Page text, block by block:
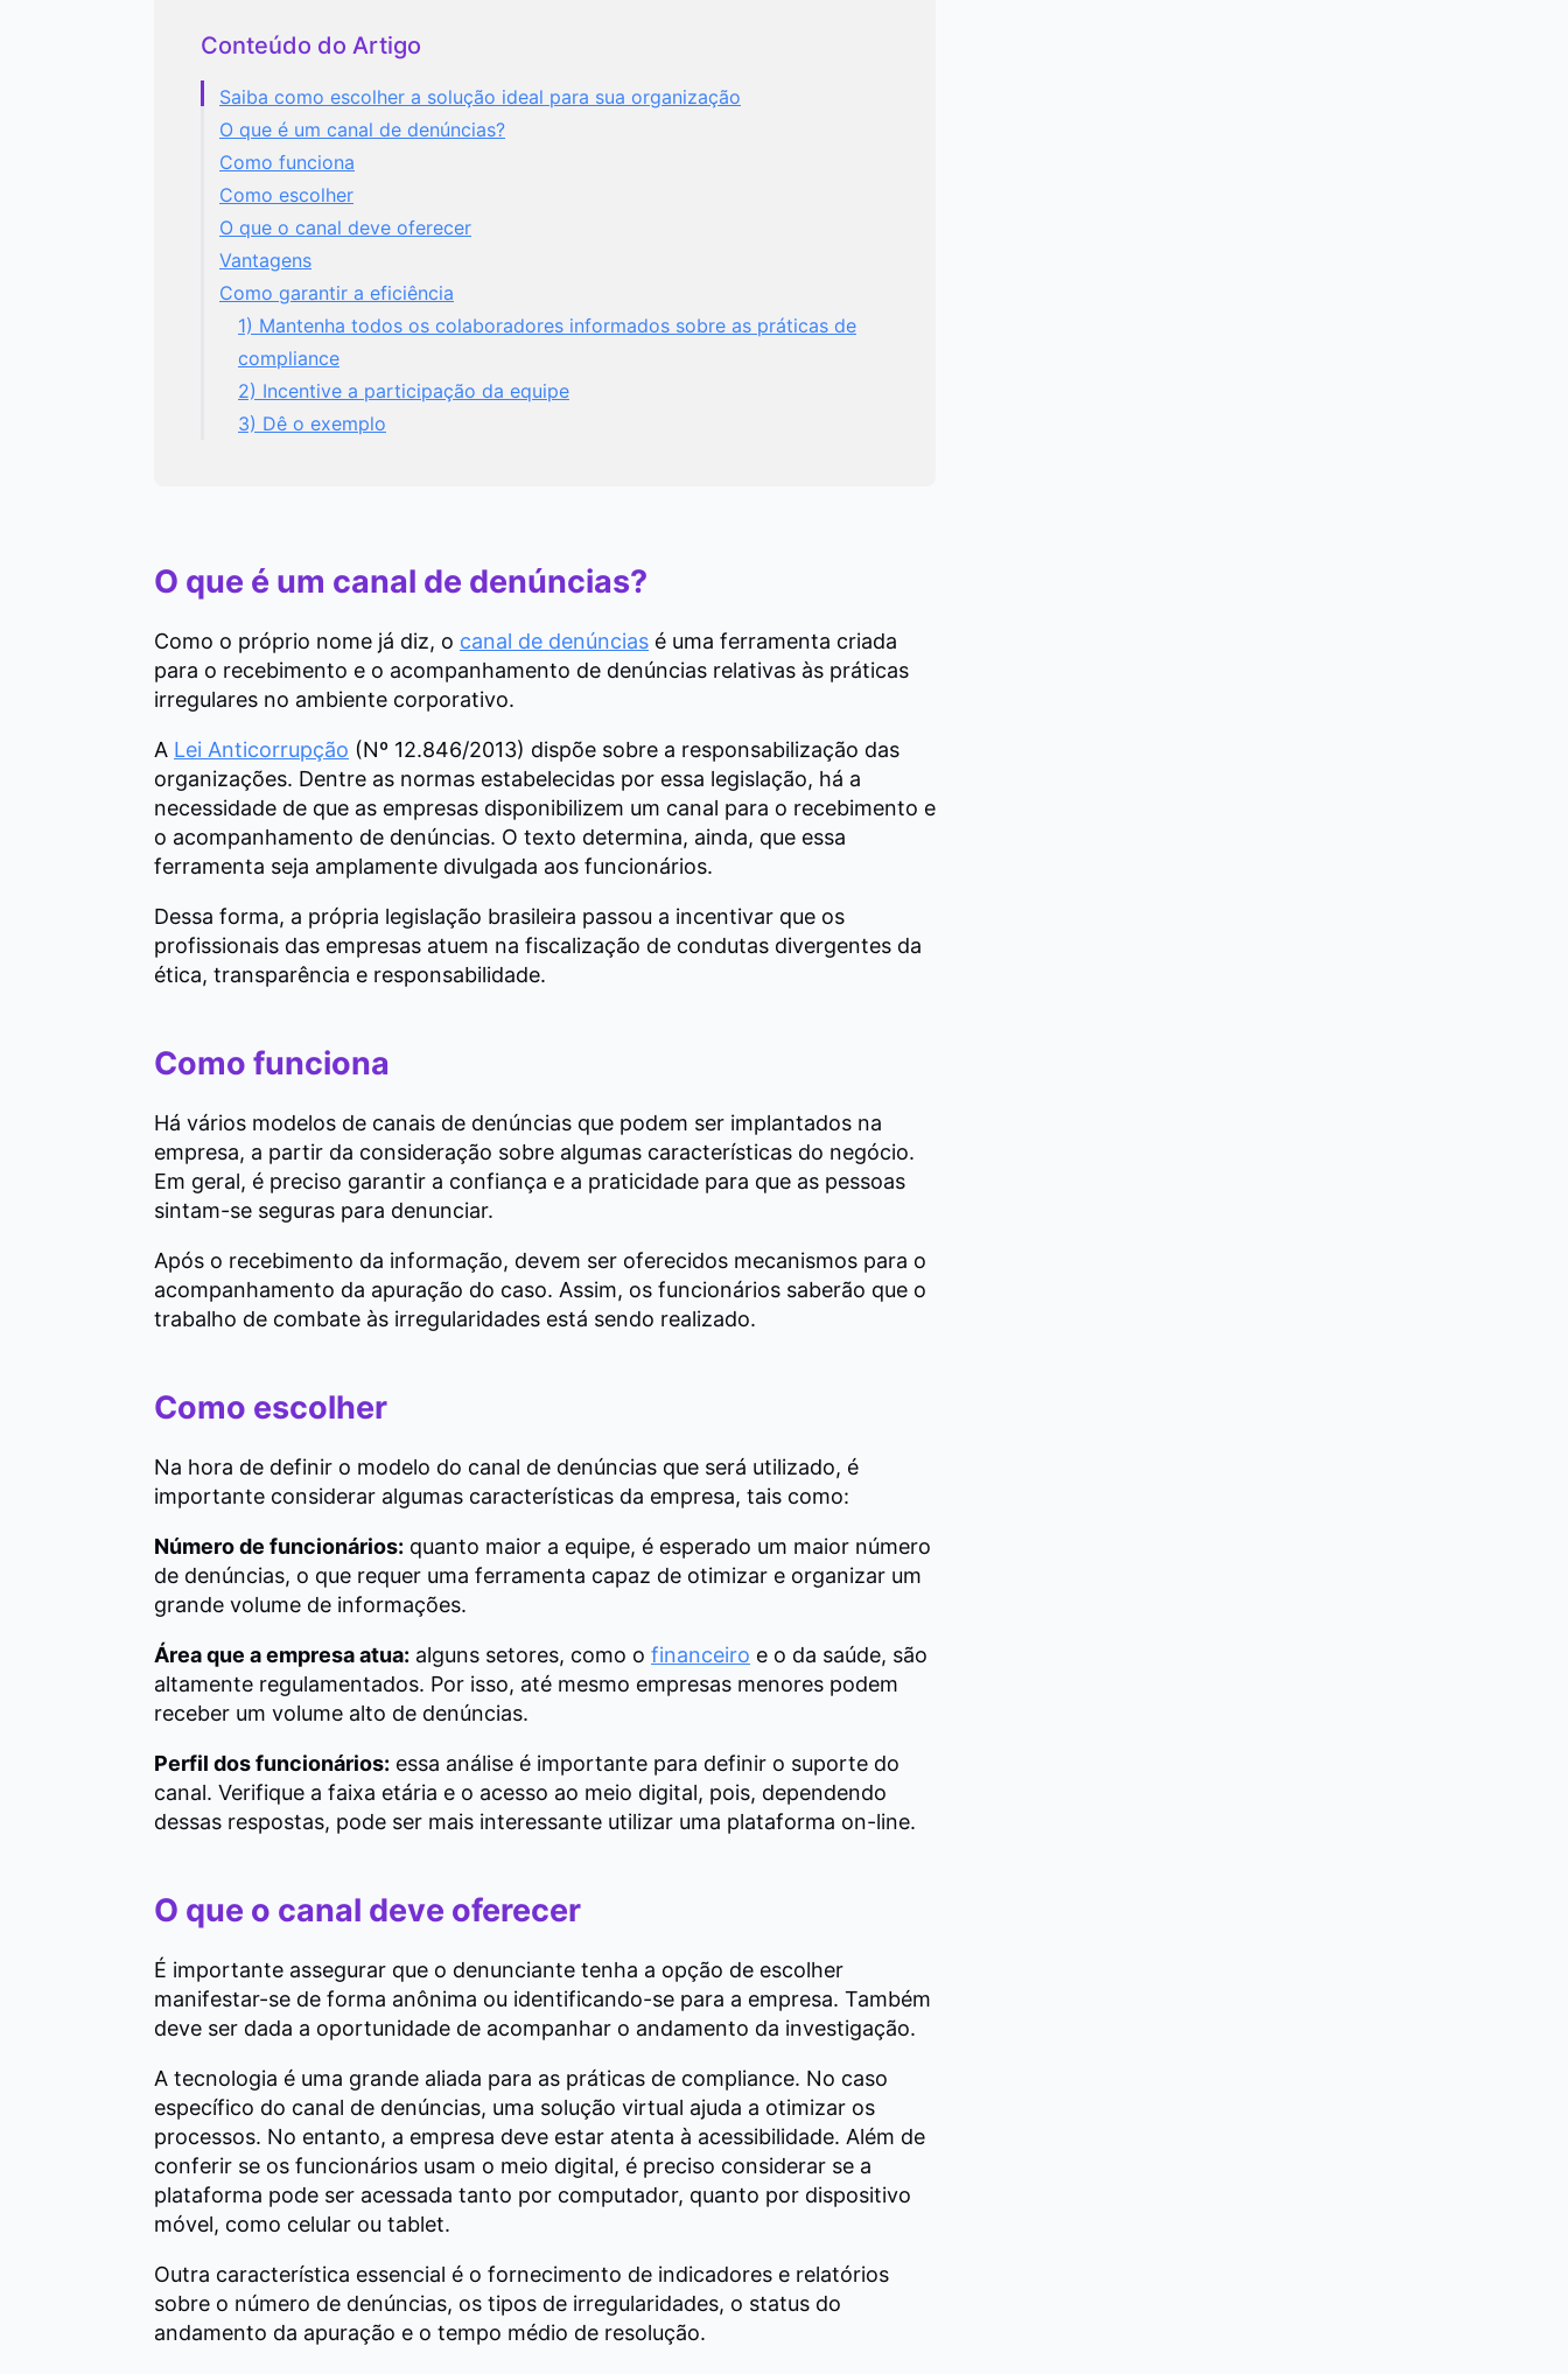
Conteúdo do Artigo
Saiba como escolher a solução ideal para sua organização
O que é um canal de denúncias?
Como funciona
Como escolher
O que o canal deve oferecer
Vantagens
Como garantir a eficiência
1) Mantenha todos os colaboradores informados sobre as práticas de
compliance
2) Incentive a participação da equipe
3) Dê o exemplo
O que é um canal de denúncias?
Como o próprio nome já diz, o canal de denúncias é uma ferramenta criada
para o recebimento e o acompanhamento de denúncias relativas às práticas
irregulares no ambiente corporativo.
A Lei Anticorrupção (Nº 12.846/2013) dispõe sobre a responsabilização das
organizações. Dentre as normas estabelecidas por essa legislação, há a
necessidade de que as empresas disponibilizem um canal para o recebimento e
o acompanhamento de denúncias. O texto determina, ainda, que essa
ferramenta seja amplamente divulgada aos funcionários.
Dessa forma, a própria legislação brasileira passou a incentivar que os
profissionais das empresas atuem na fiscalização de condutas divergentes da
ética, transparência e responsabilidade.
Como funciona
Há vários modelos de canais de denúncias que podem ser implantados na
empresa, a partir da consideração sobre algumas características do negócio.
Em geral, é preciso garantir a confiança e a praticidade para que as pessoas
sintam-se seguras para denunciar.
Após o recebimento da informação, devem ser oferecidos mecanismos para o
acompanhamento da apuração do caso. Assim, os funcionários saberão que o
trabalho de combate às irregularidades está sendo realizado.
Como escolher
Na hora de definir o modelo do canal de denúncias que será utilizado, é
importante considerar algumas características da empresa, tais como:
Número de funcionários: quanto maior a equipe, é esperado um maior número
de denúncias, o que requer uma ferramenta capaz de otimizar e organizar um
grande volume de informações.
Área que a empresa atua: alguns setores, como o financeiro e o da saúde, são
altamente regulamentados. Por isso, até mesmo empresas menores podem
receber um volume alto de denúncias.
Perfil dos funcionários: essa análise é importante para definir o suporte do
canal. Verifique a faixa etária e o acesso ao meio digital, pois, dependendo
dessas respostas, pode ser mais interessante utilizar uma plataforma on-line.
O que o canal deve oferecer
É importante assegurar que o denunciante tenha a opção de escolher
manifestar-se de forma anônima ou identificando-se para a empresa. Também
deve ser dada a oportunidade de acompanhar o andamento da investigação.
A tecnologia é uma grande aliada para as práticas de compliance. No caso
específico do canal de denúncias, uma solução virtual ajuda a otimizar os
processos. No entanto, a empresa deve estar atenta à acessibilidade. Além de
conferir se os funcionários usam o meio digital, é preciso considerar se a
plataforma pode ser acessada tanto por computador, quanto por dispositivo
móvel, como celular ou tablet.
Outra característica essencial é o fornecimento de indicadores e relatórios
sobre o número de denúncias, os tipos de irregularidades, o status do
andamento da apuração e o tempo médio de resolução.